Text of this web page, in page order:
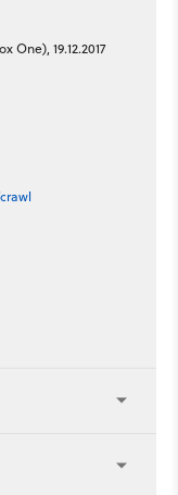
One), 19.12.2017